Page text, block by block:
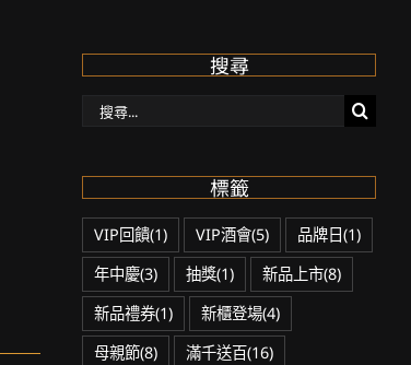
搜尋
標籤
VIP回饋(1) VIP酒會(5) 品牌日(1)
年中慶(3) 抽獎(1) 新品上市(8)
新品禮券(1) 新櫃登場(4)
母親節(8) 滿千送百(16)